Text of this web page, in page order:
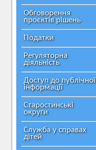
Обговорення
проєктів рішень
Податки
Регуляторна
діяльність
Доступ до публічної
інформації
Старостинські
округи
Служба у справах
дітей